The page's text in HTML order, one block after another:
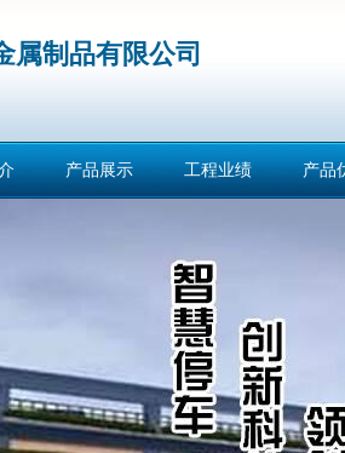
属制品有限公司
产品展示 工程业绩 产品